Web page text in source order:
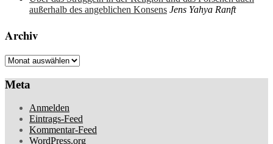
außerhalb des angeblichen Konsens Jens Yahya Ranft
Archiv
Archiv
Meta
Anmelden
Eintrags-Feed
Kommentar-Feed
WordPress.org